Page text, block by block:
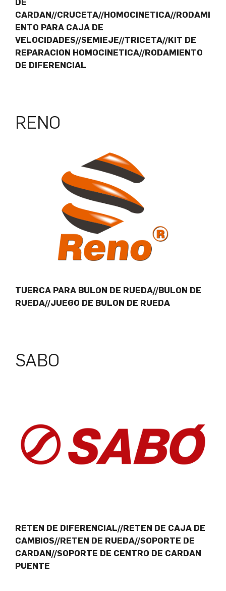
DE
CARDAN//CRUCETA//HOMOCINETICA//RODAMI
ENTO PARA CAJA DE
VELOCIDADES//SEMIEJE//TRICETA//KIT DE
REPARACION HOMOCINETICA//RODAMIENTO
DE DIFERENCIAL
RENO
TUERCA PARA BULON DE RUEDA//BULON DE
RUEDA//JUEGO DE BULON DE RUEDA
SABO
RETEN DE DIFERENCIAL//RETEN DE CAJA DE
CAMBIOS//RETEN DE RUEDA//SOPORTE DE
CARDAN//SOPORTE DE CENTRO DE CARDAN
PUENTE